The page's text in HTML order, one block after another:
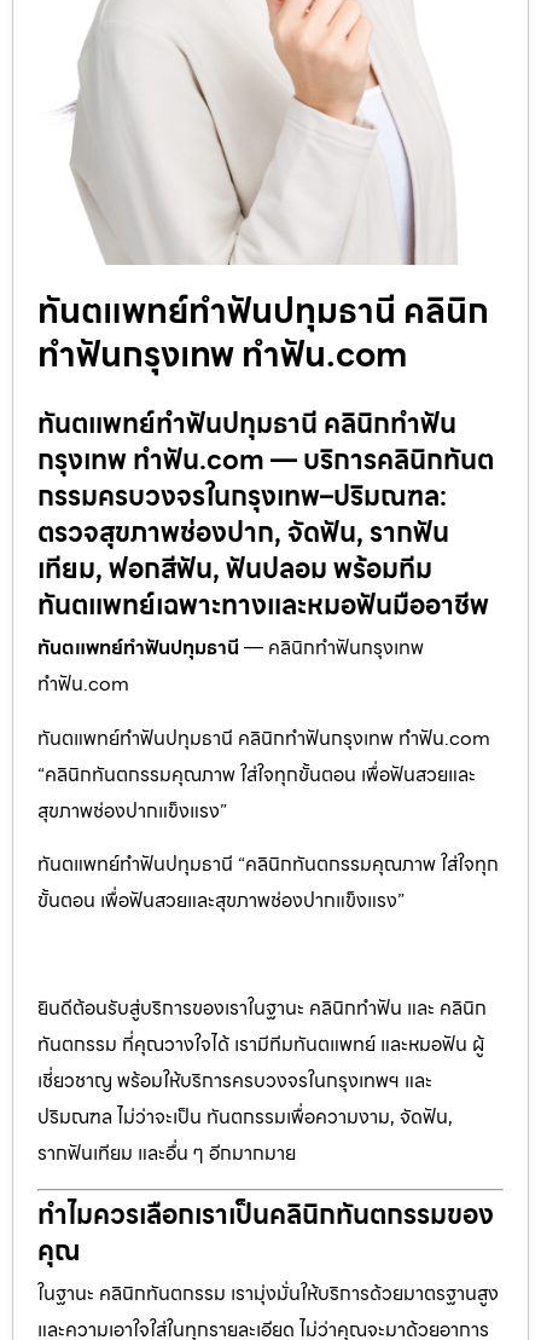
ทันตแพทย์ทำฟันปทุมธานี คลินิก
ทำฟันกรุงเทพ ทำฟัน.com
ทันตแพทย์ทำฟันปทุมธานี คลินิกทำฟัน
กรุงเทพ ทำฟัน.com — บริการคลินิกทันต
กรรมครบวงจรในกรุงเทพ–ปริมณฑล:
ตรวจสุขภาพช่องปาก, จัดฟัน, รากฟัน
เทียม, ฟอกสีฟัน, ฟันปลอม พร้อมทีม
ทันตแพทย์เฉพาะทางและหมอฟันมืออาชีพ
ทันตแพทย์ทำฟันปทุมธานี — คลินิกทำฟันกรุงเทพ
ทำฟัน.com
ทันตแพทย์ทำฟันปทุมธานี คลินิกทำฟันกรุงเทพ ทำฟัน.com
“คลินิกทันตกรรมคุณภาพ ใส่ใจทุกขั้นตอน เพื่อฟันสวยและ
สุขภาพช่องปากแข็งแรง”
ทันตแพทย์ทำฟันปทุมธานี “คลินิกทันตกรรมคุณภาพ ใส่ใจทุก
ขั้นตอน เพื่อฟันสวยและสุขภาพช่องปากแข็งแรง”
ยินดีต้อนรับสู่บริการของเราในฐานะ คลินิกทำฟัน และ คลินิก
ทันตกรรม ที่คุณวางใจได้ เรามีทีมทันตแพทย์ และหมอฟัน ผู้
เชี่ยวชาญ พร้อมให้บริการครบวงจรในกรุงเทพฯ และ
ปริมณฑล ไม่ว่าจะเป็น ทันตกรรมเพื่อความงาม, จัดฟัน,
รากฟันเทียม และอื่น ๆ อีกมากมาย
ทำไมควรเลือกเราเป็นคลินิกทันตกรรมของ
คุณ
ในฐานะ คลินิกทันตกรรม เรามุ่งมั่นให้บริการด้วยมาตรฐานสูง
และความเอาใจใส่ในทุกรายละเอียด ไม่ว่าคุณจะมาด้วยอาการ